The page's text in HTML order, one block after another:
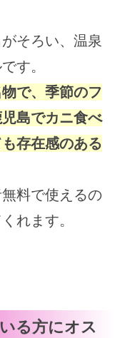
そろい、温泉
す。
で、季節のフ
島でカニ食べ
存在感のある
料で使えるの
れます。
る方にオス